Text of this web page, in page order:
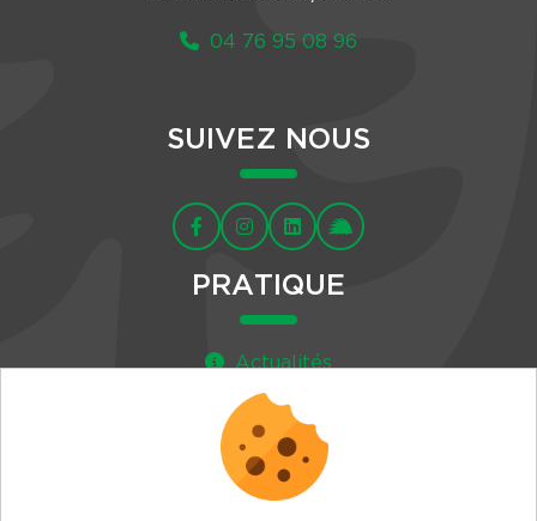
04 76 95 08 96
SUIVEZ NOUS
PRATIQUE
Actualités
Agenda
Newsletter